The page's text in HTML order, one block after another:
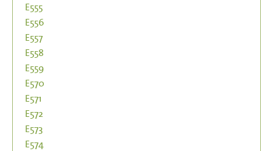
E555
E556
E557
E558
E559
E570
E571
E572
E573
E574